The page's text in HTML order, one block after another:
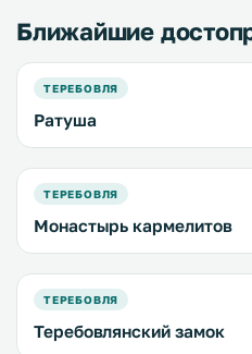
Ближайшие
ТЕРЕБОВЛЯ
Ратуша
ТЕРЕБОВЛЯ
Монастырь кармелитов
ТЕРЕБОВЛЯ
Теребовлянский замок